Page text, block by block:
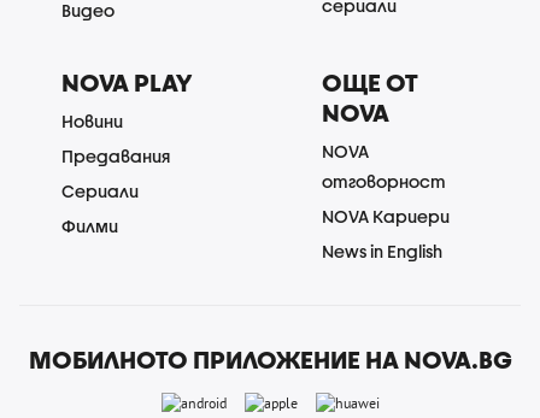
Видео
сериали
NOVA PLAY
Новини
Предавания
Сериали
Филми
ОЩЕ ОТ
NOVA
NOVA
отговорност
NOVA Кариери
News in English
МОБИЛНОТО ПРИЛОЖЕНИЕ НА NOVA.BG